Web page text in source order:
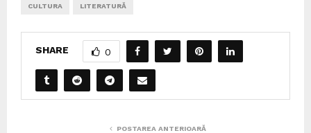
CULTURA LITERATURĂ
SHARE 0
POSTAREA ANTERIOARĂ